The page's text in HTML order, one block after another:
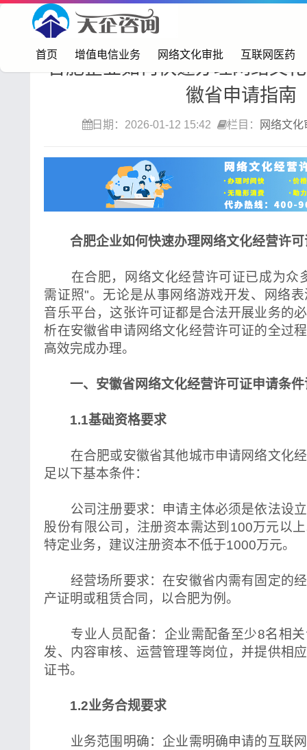
首页 增值电信业务 网络文化审批 互联网医药
首页> 网络文化审批
合肥企业如何快速办理网络文
徽省申请指南
日期：2026-01-12 15:42 栏目： 网络文化
合肥企业如何快速办理网络文化经营许
在合肥，网络文化经营许可证已成为众
需证照"。无论是从事网络游戏开发、网络
音乐平台，这张许可证都是合法开展业务的
析在安徽省申请网络文化经营许可证的全过
高效完成办理。
一、安徽省网络文化经营许可证申请条件
1.1基础资格要求
在合肥或安徽省其他城市申请网络文化经
足以下基本条件：
公司注册要求：申请主体必须是依法设立
股份有限公司，注册资本需达到100万元以
特定业务，建议注册资本不低于1000万元。
经营场所要求：在安徽省内需有固定的经
产证明或租赁合同，以合肥为例。
专业人员配备：企业需配备至少8名相关
发、内容审核、运营管理等岗位，并提供相
证书。
1.2业务合规要求
业务范围明确：企业需明确申请的互联网